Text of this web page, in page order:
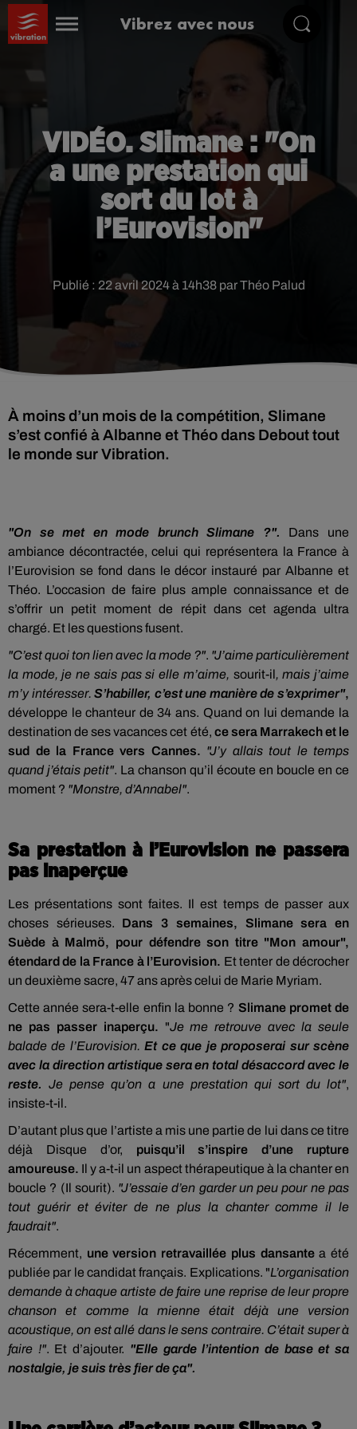
Vibrez avec nous
VIDÉO. Slimane : "On
a une prestation qui
sort du lot à
l’Eurovision"
Publié : 22 avril 2024 à 14h38 par Théo Palud
À moins d’un mois de la compétition, Slimane
s’est confié à Albanne et Théo dans Debout tout
le monde sur Vibration.
"On se met en mode brunch Slimane ?". Dans une
ambiance décontractée, celui qui représentera la France à
l’Eurovision se fond dans le décor instauré par Albanne et
Théo. L’occasion de faire plus ample connaissance et de
s’offrir un petit moment de répit dans cet agenda ultra
chargé. Et les questions fusent.
"C’est quoi ton lien avec la mode ?". "J’aime particulièrement
la mode, je ne sais pas si elle m’aime, sourit-il, mais j’aime
m’y intéresser.S’habiller, c’est une manière de s’exprimer",
développe le chanteur de 34 ans. Quand on lui demande la
destination de ses vacances cet été, ce sera Marrakech et le
sud de la France vers Cannes. "J’y allais tout le temps
quand j’étais petit". La chanson qu’il écoute en boucle en ce
moment ? "Monstre, d’Annabel".
Sa prestation à l’Eurovision ne passera
pas inaperçue
Les présentations sont faites. Il est temps de passer aux
choses sérieuses. Dans 3 semaines, Slimane sera en
Suède à Malmö, pour défendre son titre "Mon amour",
étendard de la France à l’Eurovision. Et tenter de décrocher
un deuxième sacre, 47 ans après celui de Marie Myriam.
Cette année sera-t-elle enfin la bonne ? Slimane promet de
ne pas passer inaperçu. "Je me retrouve avec la seule
balade de l’Eurovision.Et ce que je proposerai sur scène
avec la direction artistique sera en total désaccord avec le
reste.Je pense qu’on a une prestation qui sort du lot",
insiste-t-il.
D’autant plus que l’artiste a mis une partie de lui dans ce titre
déjà Disque d’or, puisqu’il s’inspire d’une rupture
amoureuse. Il y a-t-il un aspect thérapeutique à la chanter en
boucle ? (Il sourit). "J’essaie d’en garder un peu pour ne pas
tout guérir et éviter de ne plus la chanter comme il le
faudrait".
Récemment, une version retravaillée plus dansantea été
publiée par le candidat français. Explications. "L’organisation
demande à chaque artiste de faire une reprise de leur propre
chanson et comme la mienne était déjà une version
acoustique, on est allé dans le sens contraire. C’était super à
faire !". Et d’ajouter. "Elle garde l’intention de base et sa
nostalgie, je suis très fier de ça".